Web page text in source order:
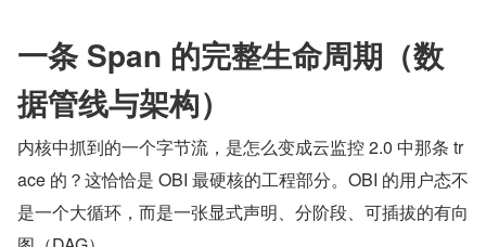
一条 Span 的完整生命周期（数
据管线与架构）
内核中抓到的一个字节流，是怎么变成云监控 2.0 中那条 tr
ace 的？这恰恰是 OBI 最硬核的工程部分。OBI 的用户态不
是一个大循环，而是一张显式声明、分阶段、可插拔的有向